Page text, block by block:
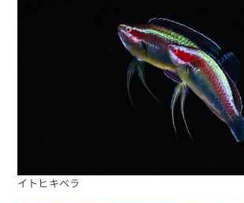
イトヒキベラ